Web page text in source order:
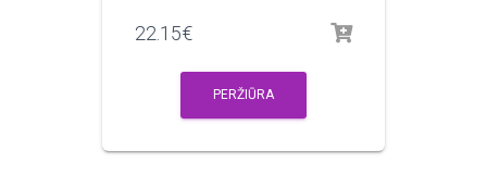
22.15€
PERŽIŪRA